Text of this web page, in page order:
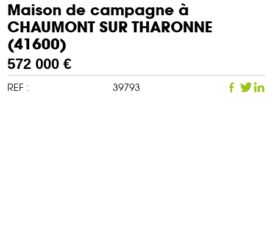
Maison de campagne à
CHAUMONT SUR THARONNE
(41600)
572 000 €
REF : 39793